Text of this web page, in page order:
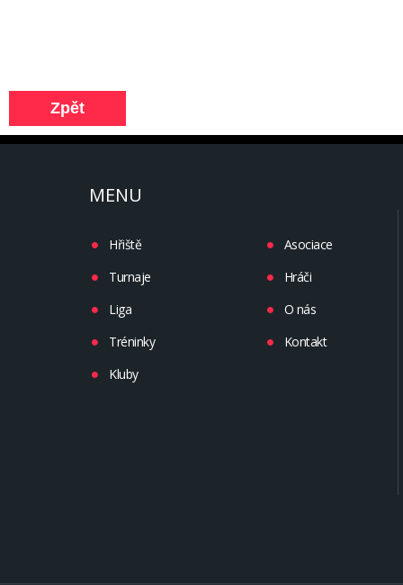
MENU
Hřiště
Turnaje
Liga
Tréninky
Kluby
Asociace
Hráči
O nás
Kontakt